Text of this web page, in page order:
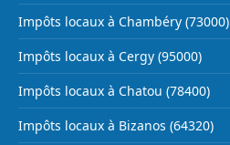
Impôts locaux à Chambéry (73000)
Impôts locaux à Cergy (95000)
Impôts locaux à Chatou (78400)
Impôts locaux à Bizanos (64320)